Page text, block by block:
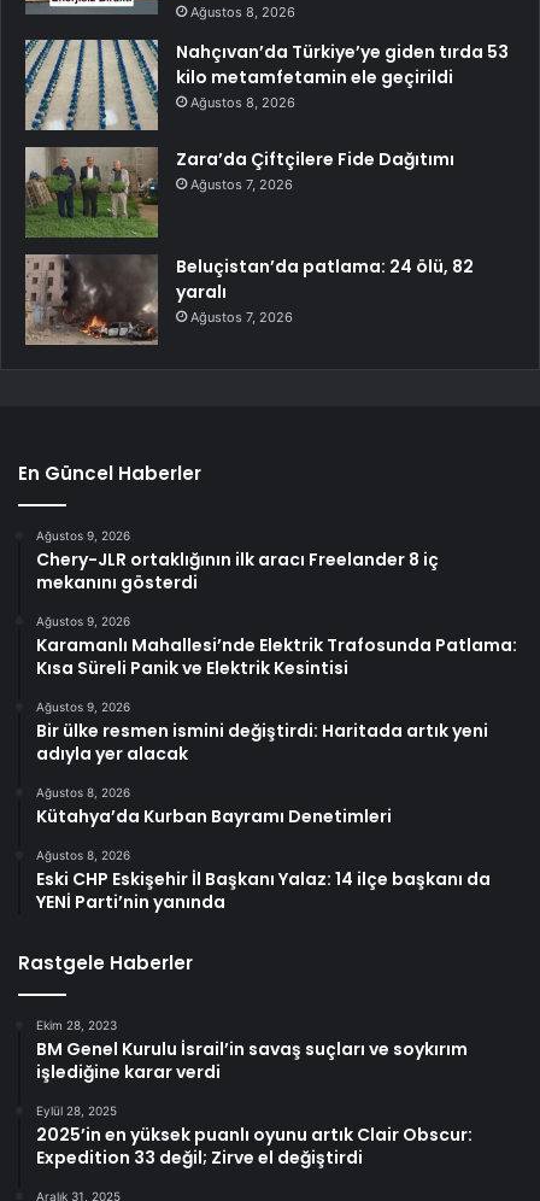
Ağustos 8, 2026
Nahçıvan’da Türkiye’ye giden tırda 53
kilo metamfetamin ele geçirildi
Ağustos 8, 2026
Zara’da Çiftçilere Fide Dağıtımı
Ağustos 7, 2026
Beluçistan’da patlama: 24 ölü, 82
yaralı
Ağustos 7, 2026
En Güncel Haberler
Ağustos 9, 2026
Chery-JLR ortaklığının ilk aracı Freelander 8 iç
mekanını gösterdi
Ağustos 9, 2026
Karamanlı Mahallesi’nde Elektrik Trafosunda Patlama:
Kısa Süreli Panik ve Elektrik Kesintisi
Ağustos 9, 2026
Bir ülke resmen ismini değiştirdi: Haritada artık yeni
adıyla yer alacak
Ağustos 8, 2026
Kütahya’da Kurban Bayramı Denetimleri
Ağustos 8, 2026
Eski CHP Eskişehir İl Başkanı Yalaz: 14 ilçe başkanı da
YENİ Parti’nin yanında
Rastgele Haberler
Ekim 28, 2023
BM Genel Kurulu İsrail’in savaş suçları ve soykırım
işlediğine karar verdi
Eylül 28, 2025
2025’in en yüksek puanlı oyunu artık Clair Obscur:
Expedition 33 değil; Zirve el değiştirdi
Aralık 31, 2025